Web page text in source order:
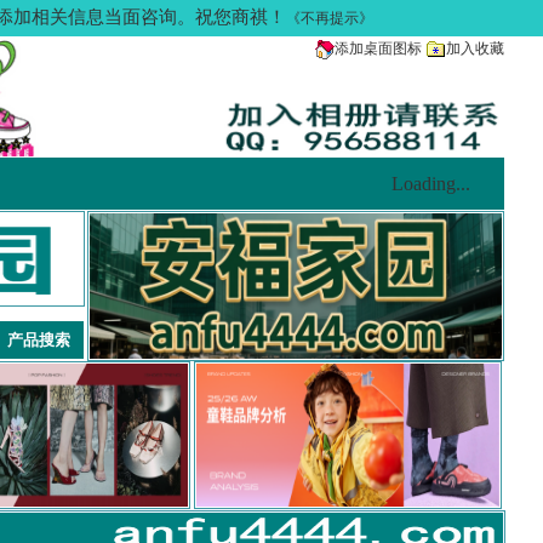
相关信息当面咨询。祝您商祺！
《不再提示》
添加桌面图标
加入收藏
Loading...